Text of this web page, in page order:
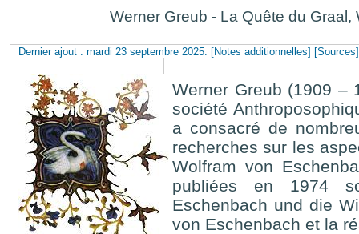
Werner Greub - La Quête du
Dernier ajout : mardi 23 septembre 2025. [Notes additionnelles] [Sources]
Werner Greub (1909 –
société
a consacré de
recherches sur les
Wolfram von
publiées en 1974
Eschenbach und die
von Eschenbach et la